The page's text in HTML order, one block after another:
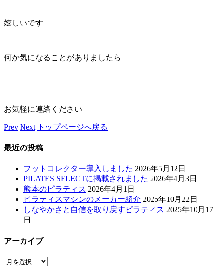
嬉しいです
何か気になることがありましたら
お気軽に連絡ください
Prev Next トップページへ戻る
最近の投稿
フットコレクター導入しました 2026年5月12日
PILATES SELECTに掲載されました 2026年4月3日
熊本のピラティス 2026年4月1日
ピラティスマシンのメーカー紹介 2025年10月22日
しなやかさと自信を取り戻すピラティス 2025年10月17
日
アーカイブ
ア